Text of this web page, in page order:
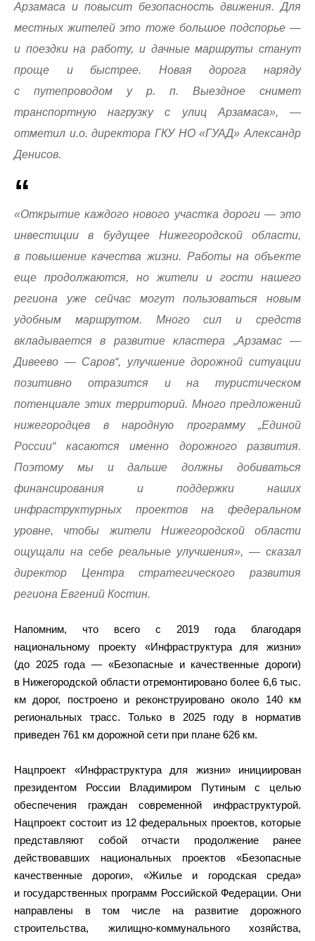
Арзамаса и повысит безопасность движения. Для
местных жителей это тоже большое подспорье —
и поездки на работу, и дачные маршруты станут
проще и быстрее. Новая дорога наряду
с путепроводом у р. п. Выездное снимет
транспортную нагрузку с улиц Арзамаса», —
отметил и.о. директора ГКУ НО «ГУАД» Александр
Денисов.
«Открытие каждого нового участка дороги — это
инвестиции в будущее Нижегородской области,
в повышение качества жизни. Работы на объекте
еще продолжаются, но жители и гости нашего
региона уже сейчас могут пользоваться новым
удобным маршрутом. Много сил и средств
вкладывается в развитие кластера „Арзамас —
Дивеево — Саров“, улучшение дорожной ситуации
позитивно отразится и на туристическом
потенциале этих территорий. Много предложений
нижегородцев в народную программу „Единой
России“ касаются именно дорожного развития.
Поэтому мы и дальше должны добиваться
финансирования и поддержки наших
инфраструктурных проектов на федеральном
уровне, чтобы жители Нижегородской области
ощущали на себе реальные улучшения», — сказал
директор Центра стратегического развития
региона Евгений Костин.
Напомним, что всего с 2019 года благодаря
национальному проекту «Инфраструктура для жизни»
(до 2025 года — «Безопасные и качественные дороги)
в Нижегородской области отремонтировано более 6,6 тыс.
км дорог, построено и реконструировано около 140 км
региональных трасс. Только в 2025 году в норматив
приведен 761 км дорожной сети при плане 626 км.
Нацпроект «Инфраструктура для жизни» инициирован
президентом России Владимиром Путиным с целью
обеспечения граждан современной инфраструктурой.
Нацпроект состоит из 12 федеральных проектов, которые
представляют собой отчасти продолжение ранее
действовавших национальных проектов «Безопасные
качественные дороги», «Жилье и городская среда»
и государственных программ Российской Федерации. Они
направлены в том числе на развитие дорожного
строительства, жилищно-коммунального хозяйства,